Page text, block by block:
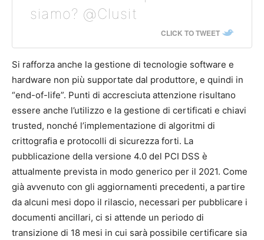
siamo? @Clusit
CLICK TO TWEET
Si rafforza anche la gestione di tecnologie software e
hardware non più supportate dal produttore, e quindi in
“end-of-life”. Punti di accresciuta attenzione risultano
essere anche l’utilizzo e la gestione di certificati e chiavi
trusted, nonché l’implementazione di algoritmi di
crittografia e protocolli di sicurezza forti. La
pubblicazione della versione 4.0 del PCI DSS è
attualmente prevista in modo generico per il 2021. Come
già avvenuto con gli aggiornamenti precedenti, a partire
da alcuni mesi dopo il rilascio, necessari per pubblicare i
documenti ancillari, ci si attende un periodo di
transizione di 18 mesi in cui sarà possibile certificare sia